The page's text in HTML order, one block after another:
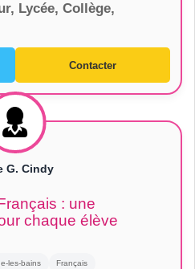
Lycée, Collège,
Contacter
G. Cindy
: une
chaque élève
les-bains Français